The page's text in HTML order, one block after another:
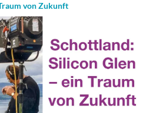
von Zukunft